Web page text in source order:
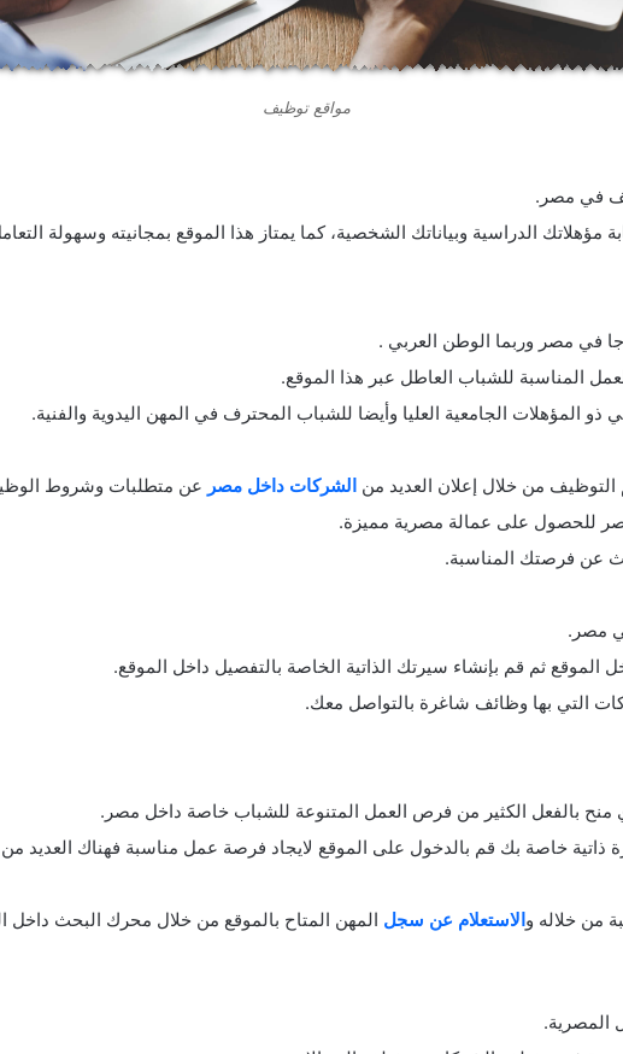
مواقع توظيف
في مصر.
الدراسية وبياناتك الشخصية، كما يمتاز هذا الموقع بمجانيته وسهولة
في مصر وربما الوطن العربي .
المناسبة للشباب العاطل عبر هذا الموقع.
المؤهلات الجامعية العليا وأيضا للشباب المحترف في المهن اليدوية والفنية.
التوظيف من خلال إعلان العديد من الشركات داخل مصر عن متطلبات وشروط
للحصول على عمالة مصرية مميزة.
عن فرصتك المناسبة.
مصر.
ثم قم بإنشاء سيرتك الذاتية الخاصة بالتفصيل داخل الموقع.
التي بها وظائف شاغرة بالتواصل معك.
منح بالفعل الكثير من فرص العمل المتنوعة للشباب خاصة داخل مصر.
خاصة بك قم بالدخول على الموقع لايجاد فرصة عمل مناسبة فهناك العديد
من خلاله والاستعلام عن سجل المهن المتاح بالموقع من خلال محرك البحث
المصرية.